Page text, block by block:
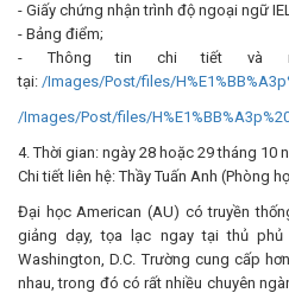
- Giấy chứng nhận trình độ ngoại ngữ
- Bảng điểm;
- Thông tin chi tiết và
tại: /Images/Post/files/
/Images/Post/files/
4. Thời gian: ngày 28 hoặc 29 tháng 10
Chi tiết liên hệ: Thầy Tuấn Anh (Phòng
Đại học American (AU) có truyền
giảng dạy, tọa lạc ngay tại thủ
Washington, D.C. Trường cung cấp
nhau, trong đó có rất nhiều chuyên